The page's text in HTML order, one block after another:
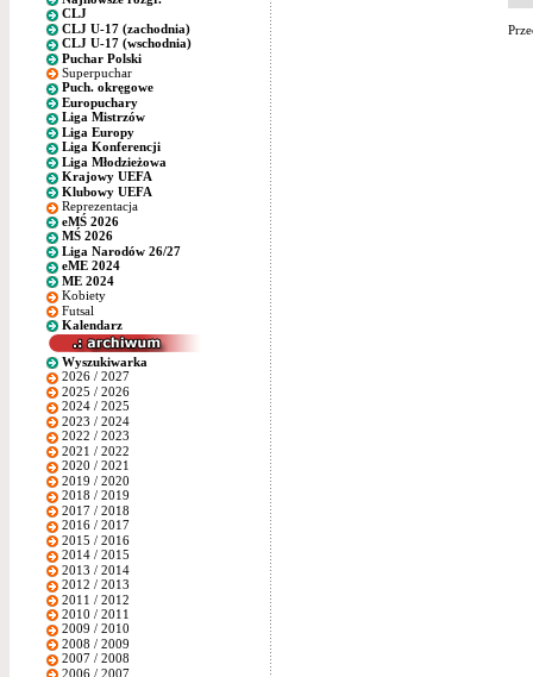
CLJ
CLJ U-17 (zachodnia)
CLJ U-17 (wschodnia)
Puchar Polski
Superpuchar
Puch. okręgowe
Europuchary
Liga Mistrzów
Liga Europy
Liga Konferencji
Liga Młodzieżowa
Krajowy UEFA
Klubowy UEFA
Reprezentacja
eMŚ 2026
MŚ 2026
Liga Narodów 26/27
eME 2024
ME 2024
Kobiety
Futsal
Kalendarz
Wyszukiwarka
2026 / 2027
2025 / 2026
2024 / 2025
2023 / 2024
2022 / 2023
2021 / 2022
2020 / 2021
2019 / 2020
2018 / 2019
2017 / 2018
2016 / 2017
2015 / 2016
2014 / 2015
2013 / 2014
2012 / 2013
2011 / 2012
2010 / 2011
2009 / 2010
2008 / 2009
2007 / 2008
2006 / 2007